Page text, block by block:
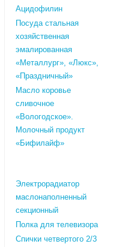
Ацидофилин
Посуда стальная
хозяйственная
эмалированная
«Металлург», «Люкс»,
«Праздничный»
Масло коровье
сливочное
«Вологодское».
Молочный продукт
«Бифилайф»
Электрорадиатор
маслонаполненный
секционный
Полка для телевизора
Спички четвертого 2/3